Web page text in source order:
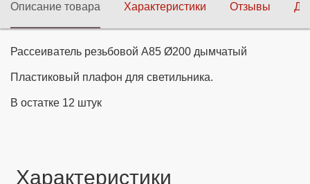
Описание товара Характеристики Отзывы
Рассеиватель резьбовой А85 Ø200 дымчатый
Пластиковый плафон для светильника.
В остатке 12 штук
Характеристики